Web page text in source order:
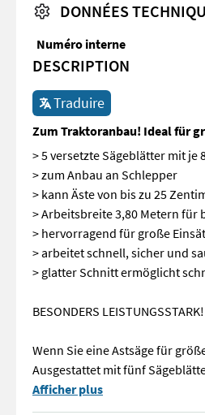
DONNÉES
Numéro interne
DESCRIPTION
Traduire
Zum Traktoranbau! Ideal für
> 5 versetzte Sägeblätter mit
> zum Anbau an Schlepper
> kann Äste von bis zu 25
> Arbeitsbreite 3,80 Metern für
> hervorragend für große
> arbeitet schnell, sicher und
> glatter Schnitt ermöglicht
BESONDERS LEISTUNGSSTARK!
Wenn Sie eine Astsäge für
Ausgestattet mit fünf
> 5 versetzte Sägeblätter mit
Afficher plus